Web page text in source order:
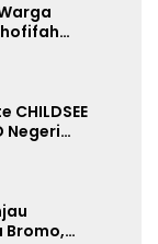
Negeri
Bromo,